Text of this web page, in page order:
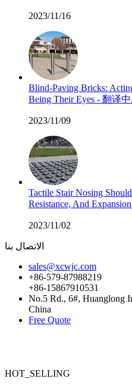
2023/11/16
Blind-Paving Bricks:
Being Their Eyes - 翻译中
2023/11/09
Tactile Stair Nosing
Resistance, And
2023/11/02
الاتصال بنا
sales@xcwjc.com
+86-579-87988219
+86-15867910531
No.5 Rd., 6#, Huanglong
China
Free Quote
HOT_SELLING